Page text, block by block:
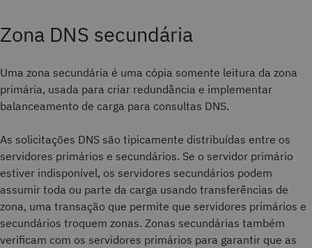
Zona DNS secundária
Uma zona secundária é uma cópia somente leitura da zona
primária, usada para criar redundância e implementar
balanceamento de carga para consultas DNS.
As solicitações DNS são tipicamente distribuídas entre os
servidores primários e secundários. Se o servidor primário
estiver indisponível, os servidores secundários podem
assumir toda ou parte da carga usando transferências de
zona, uma transação que permite que servidores primários e
secundários troquem zonas. Zonas secundárias também
verificam com os servidores primários para garantir que as